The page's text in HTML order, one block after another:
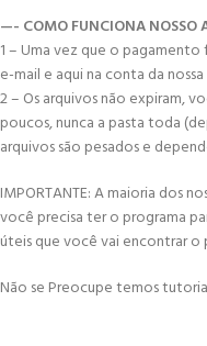
—- COMO FUNCIONA
1 – Uma vez que o
e-mail e aqui na conta da
2 – Os arquivos não expiram,
poucos, nunca a pasta toda
arquivos são pesados e
IMPORTANTE: A maioria dos
você precisa ter o programa
úteis que você vai encontrar o
Não se Preocupe temos